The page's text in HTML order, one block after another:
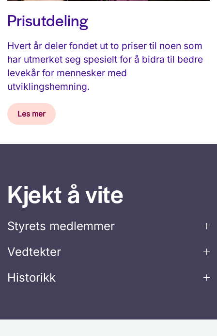
Prisutdeling
Hvert år deler fondet ut to priser til noen som
har utmerket seg spesielt for å bidra til bedre
levekår for mennesker med
utviklingshemning.
Les mer
Kjekt å vite
Styrets medlemmer
Vedtekter
Historikk